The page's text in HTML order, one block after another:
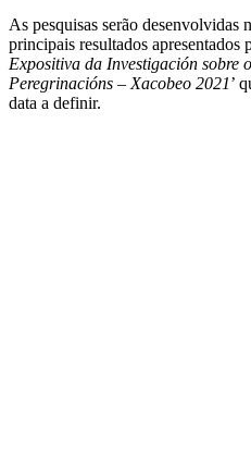
As pesquisas serão desenvolvidas
principais resultados apresentados
Expositiva da Investigación sobre
Peregrinacións – Xacobeo 2021’
data a definir.